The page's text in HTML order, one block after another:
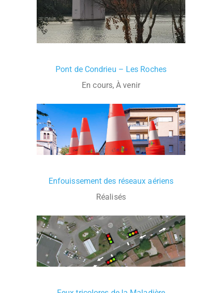
Pont de Condrieu – Les Roches
En cours, À venir
Enfouissement des réseaux aériens
Réalisés